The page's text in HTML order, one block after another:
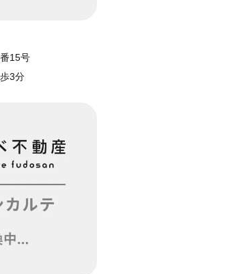
15号
3分